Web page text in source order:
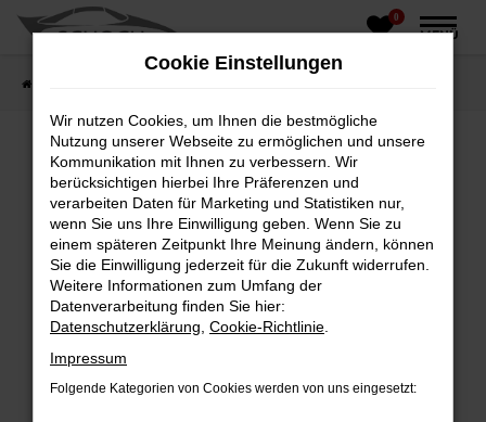
Zum
0
MENÜ
Fehler: Network Error
Beim Laden ist ein Fehler aufgetreten.
Hier sind ein paar Tipps, die dir helfen können:
Überprüfe deine Firewall und deine
Internetverbindung.
Laden andere Webseiten, zum Beispiel deine
Suchmaschine?
Prüfe deine Browsererweiterungen.
Cookie Einstellungen
Wir nutzen Cookies, um Ihnen die bestmögliche
Nutzung unserer Webseite zu ermöglichen und unsere
Kommunikation mit Ihnen zu verbessern. Wir
berücksichtigen hierbei Ihre Präferenzen und
verarbeiten Daten für Marketing und Statistiken nur,
wenn Sie uns Ihre Einwilligung geben. Wenn Sie zu
einem späteren Zeitpunkt Ihre Meinung ändern, können
Sie die Einwilligung jederzeit für die Zukunft widerrufen.
Weitere Informationen zum Umfang der
Datenverarbeitung finden Sie hier:
Datenschutzerklärung Cookie-Richtlinie
Impressum
Folgende Kategorien von Cookies werden von uns eingesetzt: